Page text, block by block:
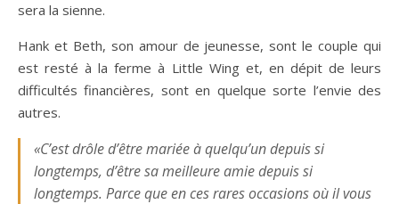
sera la sienne.
Hank et Beth, son amour de jeunesse, sont le couple qui
est resté à la ferme à Little Wing et, en dépit de leurs
difficultés financières, sont en quelque sorte l’envie des
autres.
«C’est drôle d’être mariée à quelqu’un depuis si
longtemps, d’être sa meilleure amie depuis si
longtemps. Parce que en ces rares occasions où il vous